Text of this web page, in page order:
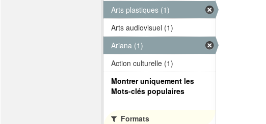
Arts plastiques (1)
Arts audiovisuel (1)
Ariana (1)
Action culturelle (1)
Montrer uniquement les
Mots-clés populaires
Formats